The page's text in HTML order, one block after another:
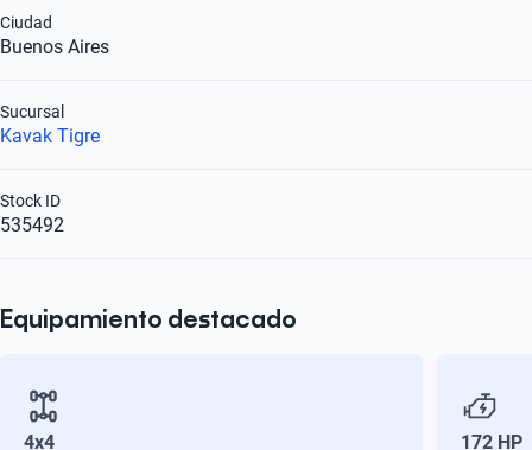
Buenos Aires
Ciudad
Kavak Tigre
Sucursal
535492
Stock ID
Equipamiento destacado
4x4 172 HP